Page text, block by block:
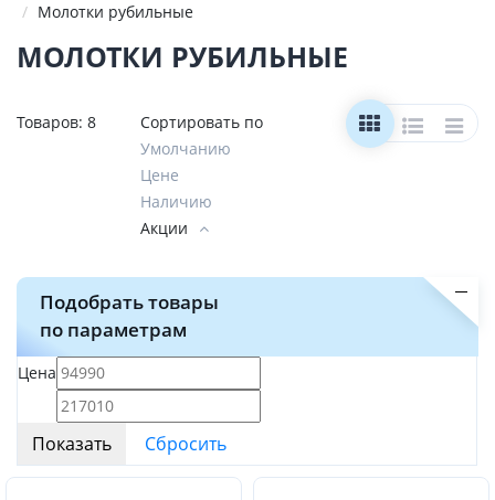
Молотки рубильные
МОЛОТКИ РУБИЛЬНЫЕ
Товаров: 8
Сортировать по
Умолчанию
Цене
Наличию
Акции
Подобрать товары
по параметрам
Цена